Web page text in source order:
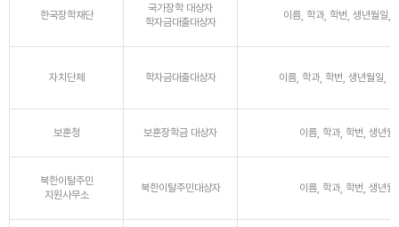
한국장학재단
국가장학 대상자
학자금대출대상자
이름, 학과, 학번, 생년월일,
자치단체 학자금대출대상자 이름, 학과, 학번, 생년월일,
보훈청 보훈장학금 대상자 이름, 학과, 학번, 생년월
북한이탈주민
지원사무소
북한이탈주민대상자 이름, 학과, 학번, 생년월